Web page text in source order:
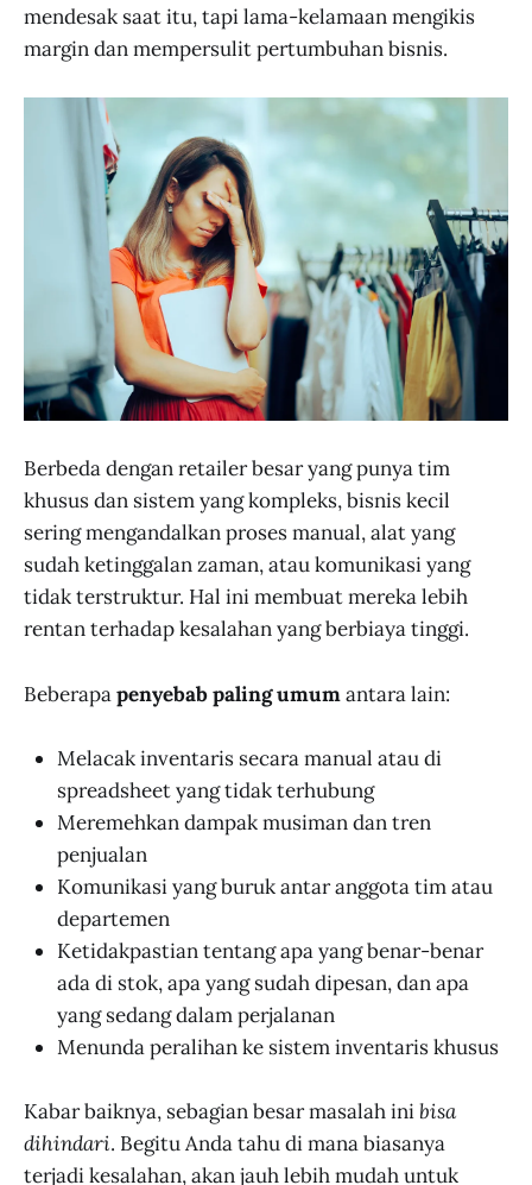
mendesak saat itu, tapi lama-kelamaan mengikis
margin dan mempersulit pertumbuhan bisnis.
Berbeda dengan retailer besar yang punya tim
khusus dan sistem yang kompleks, bisnis kecil
sering mengandalkan proses manual, alat yang
sudah ketinggalan zaman, atau komunikasi yang
tidak terstruktur. Hal ini membuat mereka lebih
rentan terhadap kesalahan yang berbiaya tinggi.
Beberapapenyebab paling umumantara lain:
Melacak inventaris secara manual atau di
spreadsheet yang tidak terhubung
Meremehkan dampak musiman dan tren
penjualan
Komunikasi yang buruk antar anggota tim atau
departemen
Ketidakpastian tentang apa yang benar-benar
ada di stok, apa yang sudah dipesan, dan apa
yang sedang dalam perjalanan
Menunda peralihan ke sistem inventaris khusus
Kabar baiknya, sebagian besar masalah inibisa
dihindari. Begitu Anda tahu di mana biasanya
terjadi kesalahan, akan jauh lebih mudah untuk